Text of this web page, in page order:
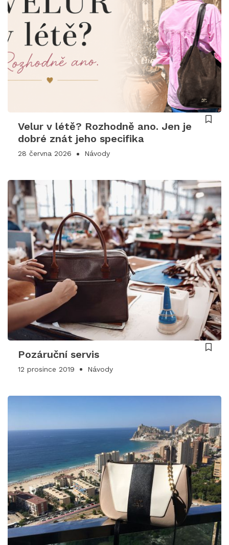
Velur v létě? Rozhodně ano. Jen je
dobré znát jeho specifika
28 června 2026 Návody
Pozáruční servis
12 prosince 2019 Návody